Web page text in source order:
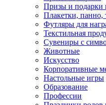
Призы и подарки
Плакетки, панно,
Футляры для
Текстильная
Сувениры с
Животные
Искусство
Корпоративные
Настольные игры
Образование
Профессии